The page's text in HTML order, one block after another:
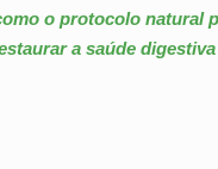
o protocolo natural
a saúde